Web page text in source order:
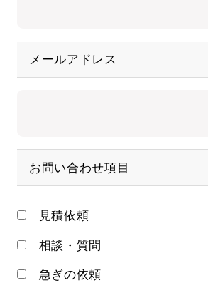
メールアドレス
お問い合わせ項目
見積依頼
相談・質問
急ぎの依頼